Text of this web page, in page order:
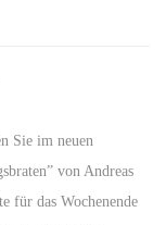
Sie im neuen
von Andreas
für das Wochenende